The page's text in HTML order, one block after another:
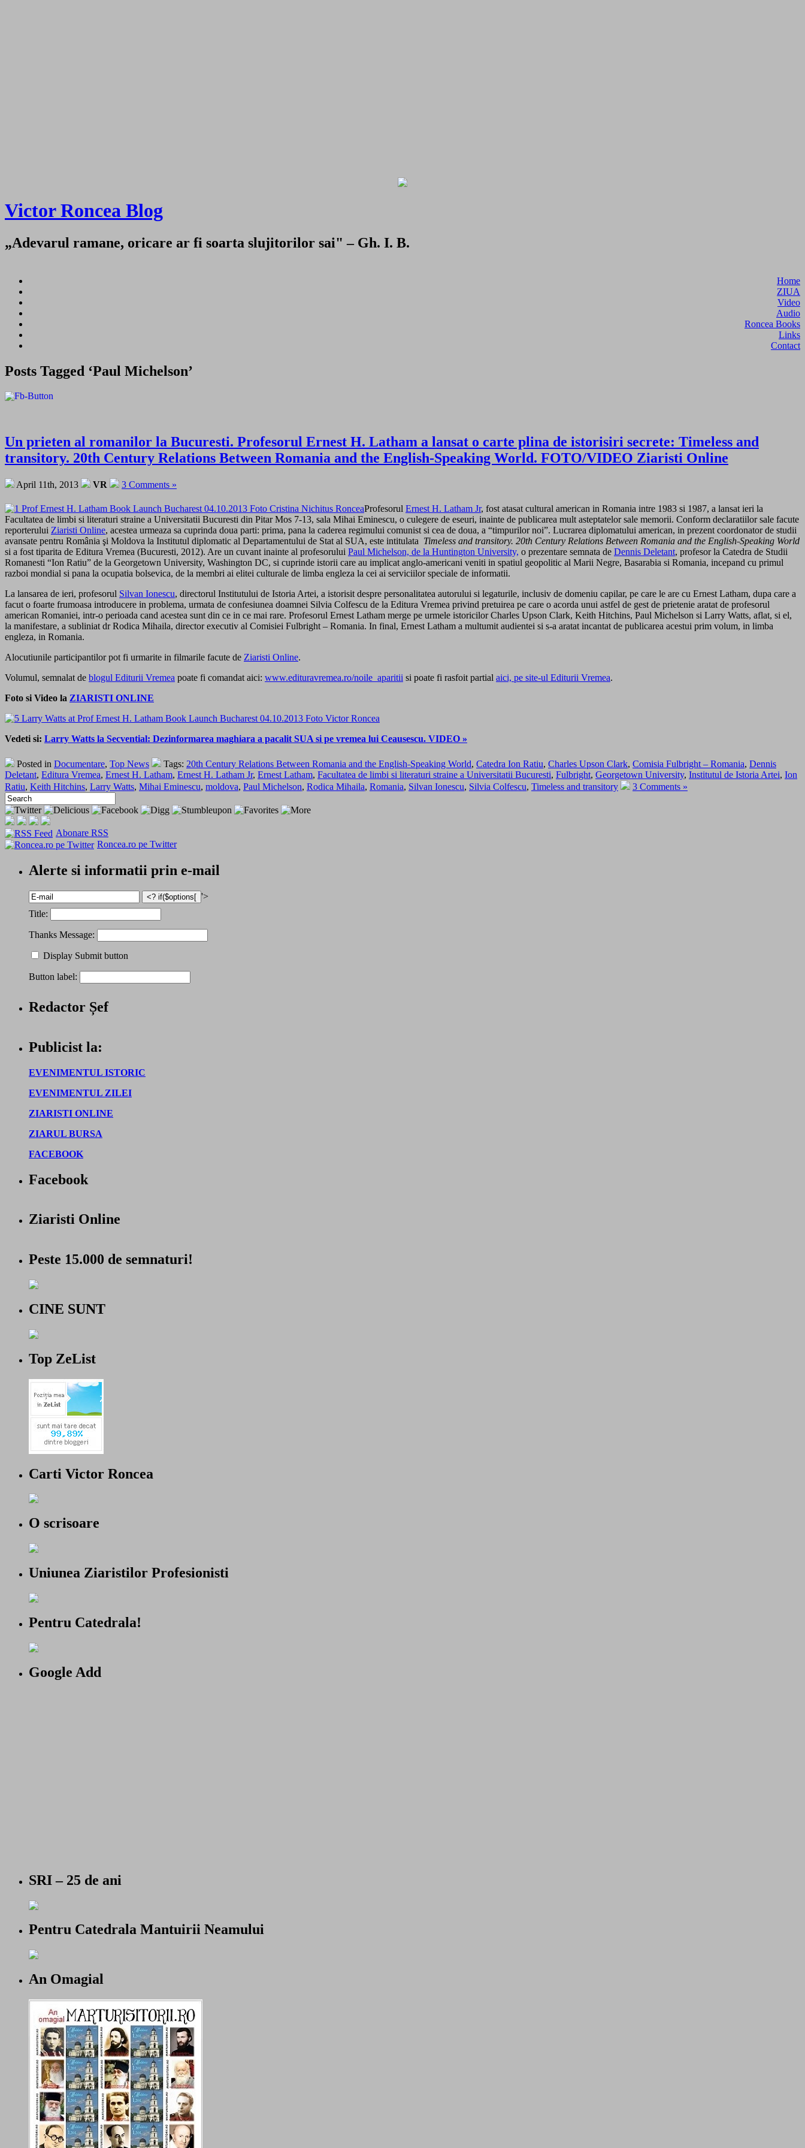
Victor Roncea Blog
„Adevarul ramane, oricare ar fi soarta slujitorilor sai" – Gh. I. B.
Home
ZIUA
Video
Audio
Roncea Books
Links
Contact
Posts Tagged ‘Paul Michelson’
Un prieten al romanilor la Bucuresti. Profesorul Ernest H. Latham a lansat o carte plina de istorisiri secrete: Timeless and
transitory. 20th Century Relations Between Romania and the English-Speaking World. FOTO/VIDEO Ziaristi Online
April 11th, 2013 VR 3 Comments »
Profesorul Ernest H. Latham Jr, fost atasat cultural american in Romania intre 1983 si 1987, a lansat ieri la
Facultatea de limbi si literaturi straine a Universitatii Bucuresti din Pitar Mos 7-13, sala Mihai Eminescu, o culegere de eseuri, inainte de publicarea mult asteptatelor sale memorii. Conform declaratiilor sale facute
reporterului Ziaristi Online, acestea urmeaza sa cuprinda doua parti: prima, pana la caderea regimului comunist si cea de doua, a “timpurilor noi”. Lucrarea diplomatului american, in prezent coordonator de studii
avansate pentru România şi Moldova la Institutul diplomatic al Departamentului de Stat al SUA, este intitulata Timeless and transitory. 20th Century Relations Between Romania and the English˗Speaking World
si a fost tiparita de Editura Vremea (Bucuresti, 2012). Are un cuvant inainte al profesorului Paul Michelson, de la Huntington University, o prezentare semnata de Dennis Deletant, profesor la Catedra de Studii
Romanesti “Ion Ratiu” de la Georgetown University, Washington DC, si cuprinde istorii care au implicat anglo-americani veniti in spatiul geopolitic al Marii Negre, Basarabia si Romania, incepand cu primul
razboi mondial si pana la ocupatia bolsevica, de la membri ai elitei culturale de limba engleza la cei ai serviciilor speciale de informatii.
La lansarea de ieri, profesorul Silvan Ionescu, directorul Institutului de Istoria Artei, a istorisit despre personalitatea autorului si legaturile, inclusiv de domeniu capilar, pe care le are cu Ernest Latham, dupa care a
facut o foarte frumoasa introducere in problema, urmata de confesiunea doamnei Silvia Colfescu de la Editura Vremea privind pretuirea pe care o acorda unui astfel de gest de prietenie aratat de profesorul
american Romaniei, intr-o perioada cand acestea sunt din ce in ce mai rare. Profesorul Ernest Latham merge pe urmele istoricilor Charles Upson Clark, Keith Hitchins, Paul Michelson si Larry Watts, aflat, si el,
la manifestare, a subliniat dr Rodica Mihaila, director executiv al Comisiei Fulbright – Romania. In final, Ernest Latham a multumit audientei si s-a aratat incantat de publicarea acestui prim volum, in limba
engleza, in Romania.
Alocutiunile participantilor pot fi urmarite in filmarile facute de Ziaristi Online.
Volumul, semnalat de blogul Editurii Vremea poate fi comandat aici: www.edituravremea.ro/noile_aparitii si poate fi rasfoit partial aici, pe site-ul Editurii Vremea.
Foto si Video la ZIARISTI ONLINE
Vedeti si: Larry Watts la Secvential: Dezinformarea maghiara a pacalit SUA si pe vremea lui Ceausescu. VIDEO »
Posted in Documentare, Top News Tags: 20th Century Relations Between Romania and the English˗Speaking World, Catedra Ion Ratiu, Charles Upson Clark, Comisia Fulbright – Romania, Dennis
Deletant, Editura Vremea, Ernest H. Latham, Ernest H. Latham Jr, Ernest Latham, Facultatea de limbi si literaturi straine a Universitatii Bucuresti, Fulbright, Georgetown University, Institutul de Istoria Artei, Ion
Ratiu, Keith Hitchins, Larry Watts, Mihai Eminescu, moldova, Paul Michelson, Rodica Mihaila, Romania, Silvan Ionescu, Silvia Colfescu, Timeless and transitory 3 Comments »
Abonare RSS
Roncea.ro pe Twitter
Alerte si informatii prin e-mail
'>
Title:
Thanks Message:
Display Submit button
Button label:
Redactor Șef
Publicist la:
EVENIMENTUL ISTORIC
EVENIMENTUL ZILEI
ZIARISTI ONLINE
ZIARUL BURSA
FACEBOOK
Facebook
Ziaristi Online
Peste 15.000 de semnaturi!
CINE SUNT
Top ZeList
Carti Victor Roncea
O scrisoare
Uniunea Ziaristilor Profesionisti
Pentru Catedrala!
Google Add
SRI – 25 de ani
Pentru Catedrala Mantuirii Neamului
An Omagial